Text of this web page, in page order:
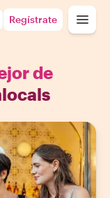
Regístrate
de